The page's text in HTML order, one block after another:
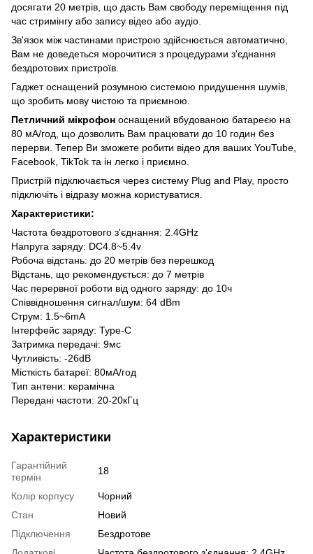
досягати 20 метрів, що дасть Вам свободу переміщення під
час стримінгу або запису відео або аудіо.
Зв'язок між частинами пристрою здійснюється автоматично,
Вам не доведеться морочитися з процедурами з'єднання
бездротових пристроїв.
Гаджет оснащений розумною системою придушення шумів,
що зробить мову чистою та приємною.
Петличний мікрофон оснащений вбудованою батареєю на
80 мА/год, що дозволить Вам працювати до 10 годин без
перерви. Тепер Ви зможете робити відео для ваших YouTube,
Facebook, TikTok та ін легко і приємно.
Пристрій підключається через систему Plug and Play, просто
підключіть і відразу можна користуватися.
Характеристики:
Частота бездротового з'єднання: 2.4GHz
Напруга заряду: DC4.8~5.4v
Робоча відстань: до 20 метрів без перешкод
Відстань, що рекомендується: до 7 метрів
Час перервної роботи від одного заряду: до 10ч
Співвідношення сигнал/шум: 64 dBm
Струм: 1.5~6mA
Інтерфейс заряду: Type-C
Затримка передачі: 9мс
Чутливість: -26dB
Місткість батареї: 80мА/год
Тип антени: керамічна
Передані частоти: 20-20кГц
Характеристики
Гарантійний
термін
18
Колір корпусу
Чорний
Стан
Новий
Підключення
Бездротове